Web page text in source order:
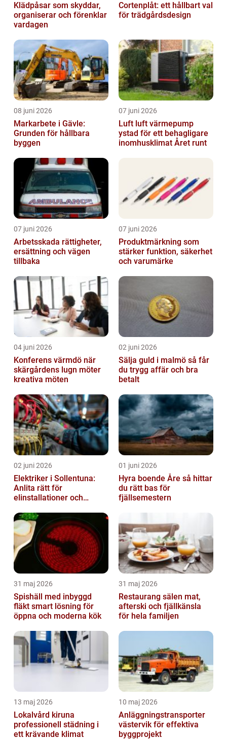
Klädpåsar som skyddar,
organiserar och förenklar
vardagen
Cortenplåt: ett hållbart val
för trädgårdsdesign
08 juni 2026
Markarbete i Gävle:
Grunden för hållbara
byggen
07 juni 2026
Luft luft värmepump
ystad för ett behagligare
inomhusklimat Året runt
07 juni 2026
Arbetsskada rättigheter,
ersättning och vägen
tillbaka
07 juni 2026
Produktmärkning som
stärker funktion, säkerhet
och varumärke
04 juni 2026
Konferens värmdö när
skärgårdens lugn möter
kreativa möten
02 juni 2026
Sälja guld i malmö så får
du trygg affär och bra
betalt
02 juni 2026
Elektriker i Sollentuna:
Anlita rätt för
elinstallationer och
01 juni 2026
Hyra boende Åre så hittar
du rätt bas för
fjällsemestern
31 maj 2026
Spishäll med inbyggd
fläkt smart lösning för
öppna och moderna kök
31 maj 2026
Restaurang sälen mat,
afterski och fjällkänsla
för hela familjen
13 maj 2026
Lokalvård kiruna
professionell städning i
ett krävande klimat
10 maj 2026
Anläggningstransporter
västervik för effektiva
byggprojekt